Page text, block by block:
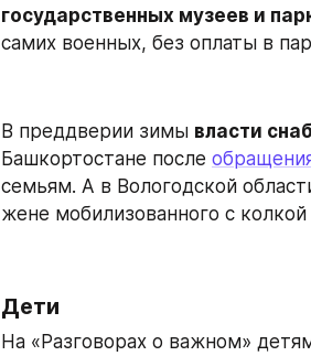
государственных музеев и
самих военных, без оплаты в
В преддверии зимы власти
Башкортостане после
семьям. А в Вологодской
жене мобилизованного с
Дети
На «Разговорах о важном»